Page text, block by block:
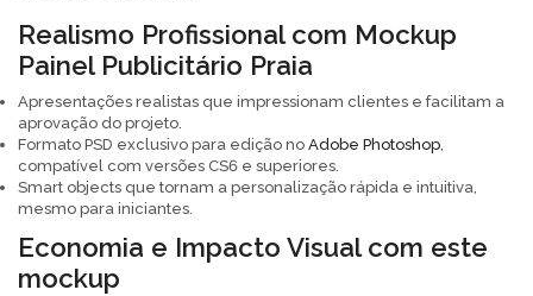
Realismo Profissional com Mockup
Painel Publicitário Praia
Apresentações realistas que impressionam clientes e facilitam a
aprovação do projeto.
Formato PSD exclusivo para edição no Adobe Photoshop,
compatível com versões CS6 e superiores.
Smart objects que tornam a personalização rápida e intuitiva,
mesmo para iniciantes.
Economia e Impacto Visual com este
mockup